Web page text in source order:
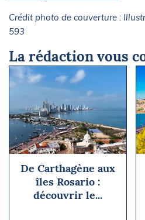
Crédit photo de couverture :
593
La rédaction vous
De Carthagène aux
îles Rosario :
découvrir le...